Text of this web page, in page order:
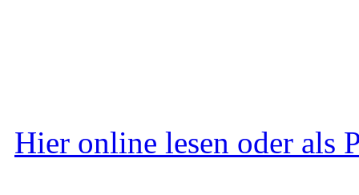
Hier online lesen oder als